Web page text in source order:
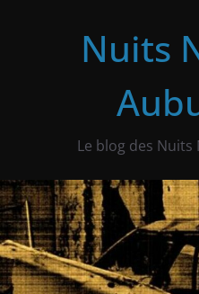
Nuits
Le blog des